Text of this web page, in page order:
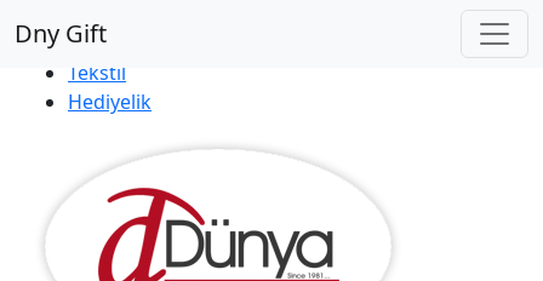
Dny Gift
Yeni Ürünler
İndirim Market
Tekstil
Hediyelik